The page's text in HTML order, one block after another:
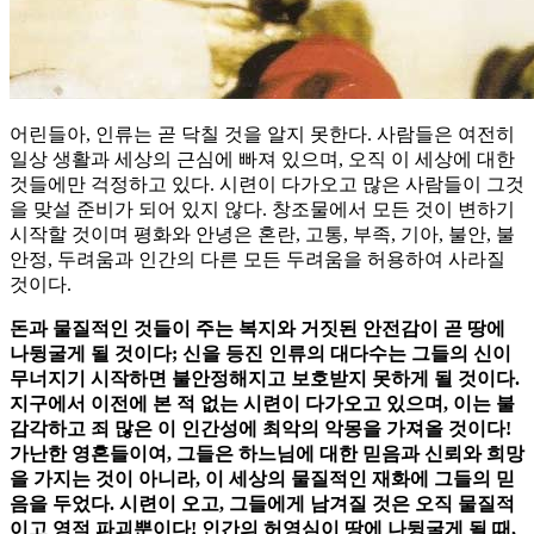
어린들아, 인류는 곧 닥칠 것을 알지 못한다. 사람들은 여전히
일상 생활과 세상의 근심에 빠져 있으며, 오직 이 세상에 대한
것들에만 걱정하고 있다. 시련이 다가오고 많은 사람들이 그것
을 맞설 준비가 되어 있지 않다. 창조물에서 모든 것이 변하기
시작할 것이며 평화와 안녕은 혼란, 고통, 부족, 기아, 불안, 불
안정, 두려움과 인간의 다른 모든 두려움을 허용하여 사라질
것이다.
돈과 물질적인 것들이 주는 복지와 거짓된 안전감이 곧 땅에
나뒹굴게 될 것이다; 신을 등진 인류의 대다수는 그들의 신이
무너지기 시작하면 불안정해지고 보호받지 못하게 될 것이다.
지구에서 이전에 본 적 없는 시련이 다가오고 있으며, 이는 불
감각하고 죄 많은 이 인간성에 최악의 악몽을 가져올 것이다!
가난한 영혼들이여, 그들은 하느님에 대한 믿음과 신뢰와 희망
을 가지는 것이 아니라, 이 세상의 물질적인 재화에 그들의 믿
음을 두었다. 시련이 오고, 그들에게 남겨질 것은 오직 물질적
이고 영적 파괴뿐이다! 인간의 허영심이 땅에 나뒹굴게 될 때,